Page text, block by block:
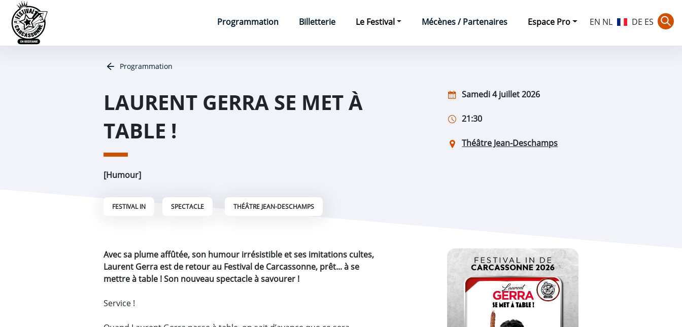
Aller au contenu
Aller au menu
Programmation Billetterie Le Festival Mécènes / Partenaires Espace Pro EN NL DE ES
Programmation
LAURENT GERRA SE MET À
TABLE !
[Humour]
FESTIVAL IN SPECTACLE THÉÂTRE JEAN-DESCHAMPS
Samedi 4 juillet 2026
21:30
Théâtre Jean-Deschamps
Avec sa plume affûtée, son humour irrésistible et ses imitations cultes,
Laurent Gerra est de retour au Festival de Carcassonne, prêt... à se
mettre à table ! Son nouveau spectacle à savourer !
Service !
Panneau de gestion des cookies